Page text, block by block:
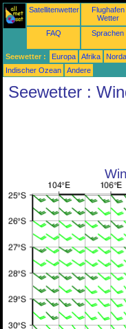
Satellitenwetter
Flughafen
Wetter
FAQ Sprachen
Seewetter : Europa Afrika
Indischer Ozean
Andere
Seewetter :